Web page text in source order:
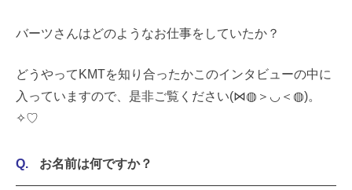
バーツさんはどのようなお仕事をしていたか？
どうやってKMTを知り合ったかこのインタビューの中に
入っていますので、是非ご覧ください(⋈◍＞◡＜◍)。
✧♡
お名前は何ですか？